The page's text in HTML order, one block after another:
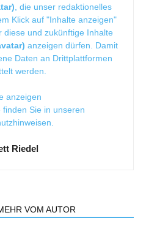
, die unser redaktionelles
Klick auf "Inhalte anzeigen"
diese und zukünftige Inhalte
anzeigen dürfen. Damit
Daten an Drittplattformen
werden.
anzeigen
Sie in unseren
.
Riedel
VOM AUTOR